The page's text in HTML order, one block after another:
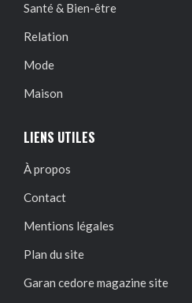
Santé & Bien-être
Relation
Mode
Maison
LIENS UTILES
À propos
Contact
Mentions légales
Plan du site
Garan cedore magazine site